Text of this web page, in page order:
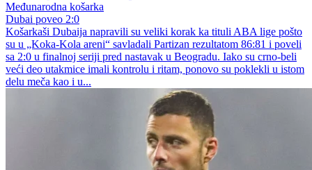
Međunarodna košarka
Dubai poveo 2:0
Košarkaši Dubaija napravili su veliki korak ka tituli ABA lige pošto
su u „Koka-Kola areni“ savladali Partizan rezultatom 86:81 i poveli
sa 2:0 u finalnoj seriji pred nastavak u Beogradu. Iako su crno-beli
veći deo utakmice imali kontrolu i ritam, ponovo su poklekli u istom
delu meča kao i u...